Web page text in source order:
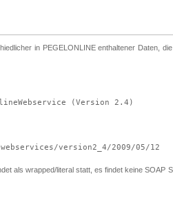
in PEGELONLINE enthaltener Daten,
(Version 2.4)
version2_4/2009/05/12
wrapped/literal statt, es findet keine SOAP